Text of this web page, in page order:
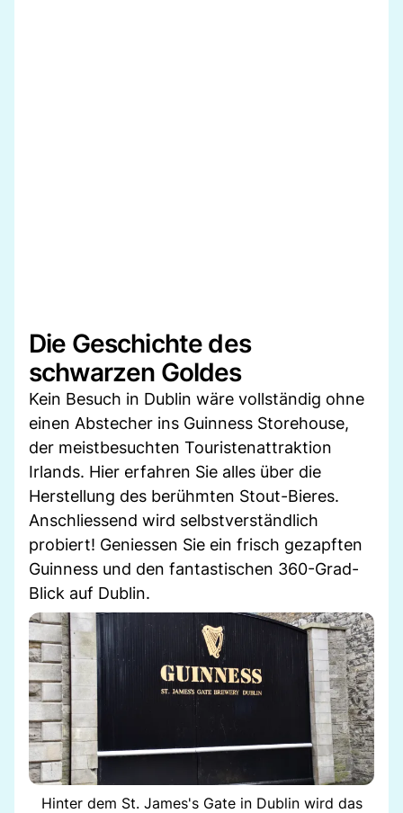
Die Geschichte des
schwarzen Goldes
Kein Besuch in Dublin wäre vollständig ohne
einen Abstecher ins Guinness Storehouse,
der meistbesuchten Touristenattraktion
Irlands. Hier erfahren Sie alles über die
Herstellung des berühmten Stout-Bieres.
Anschliessend wird selbstverständlich
probiert! Geniessen Sie ein frisch gezapften
Guinness und den fantastischen 360-Grad-
Blick auf Dublin.
Hinter dem St. James's Gate in Dublin wird das